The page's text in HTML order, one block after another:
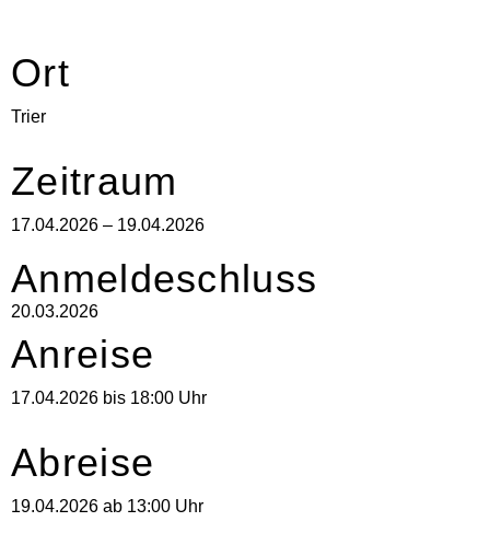
Ort
Trier
Zeitraum
17.04.2026 – 19.04.2026
Anmeldeschluss
20.03.2026
Anreise
17.04.2026 bis 18:00 Uhr
Abreise
19.04.2026 ab 13:00 Uhr